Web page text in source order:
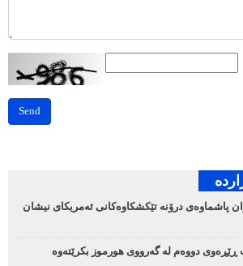
Send
پاشماوەی درۆنە تێکشکاوەکانی ئەمریکای نیشان
ڕێڕەوی دووەم لە گەرووی هورموز بکرێتەوە